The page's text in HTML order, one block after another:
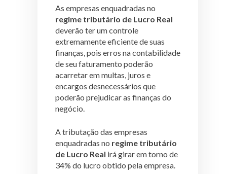
As empresas enquadradas no
regime tributário de Lucro Real
deverão ter um controle
extremamente eficiente de suas
finanças, pois erros na contabilidade
de seu faturamento poderão
acarretar em multas, juros e
encargos desnecessários que
poderão prejudicar as finanças do
negócio.
A tributação das empresas
enquadradas no regime tributário
de Lucro Real irá girar em torno de
34% do lucro obtido pela empresa.